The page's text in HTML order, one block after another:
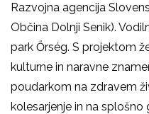
Razvojna agencija
Občina Dolnji Senik).
park Őrség. S projektom
kulturne in naravne
poudarkom na zdravem
kolesarjenje in na splošno